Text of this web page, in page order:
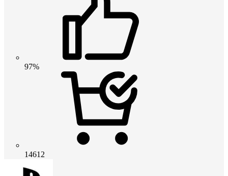
97%
14612